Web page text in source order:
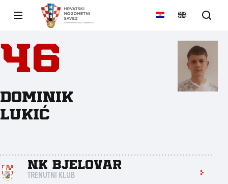
46
Dominik
Lukić
NK Bjelovar
TRENUTNI KLUB